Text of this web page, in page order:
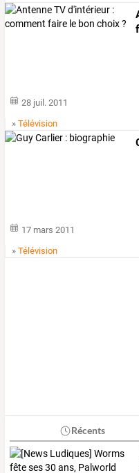
28 juil. 2011
»Télévision
17 mars 2011
»Télévision
Récents